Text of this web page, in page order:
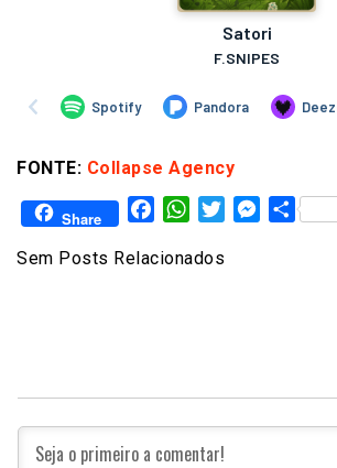
FONTE: Collapse Agency
Share FacebookWhatsAppTwitter Share
Sem Posts Relacionados